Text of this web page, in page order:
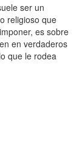
ser un
religioso que
es sobre
en verdaderos
que le rodea